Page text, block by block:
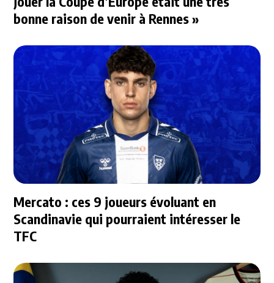
bonne raison de venir à Rennes »
Mercato : ces 9 joueurs évoluant en
Scandinavie qui pourraient intéresser le
TFC